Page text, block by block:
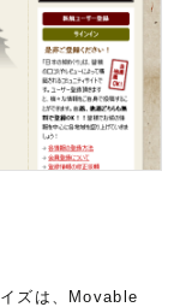
ズは、Movable